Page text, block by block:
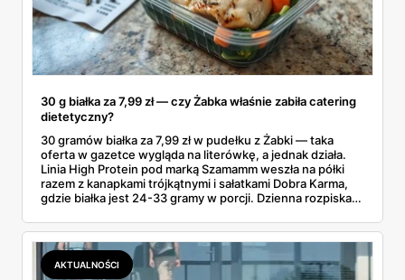
30 g białka za 7,99 zł — czy Żabka właśnie zabiła catering
dietetyczny?
30 gramów białka za 7,99 zł w pudełku z Żabki — taka
oferta w gazetce wygląda na literówkę, a jednak działa.
Linia High Protein pod marką Szamamm weszła na półki
razem z kanapkami trójkątnymi i sałatkami Dobra Karma,
gdzie białka jest 24-33 gramy w porcji. Dzienna rozpiska
catering dietetyczny zaczyna się od 60. Liczby same
proszą o porównanie — gotowce z rogu ulicy kontra
pudełko od kuriera.
AKTUALNOŚCI